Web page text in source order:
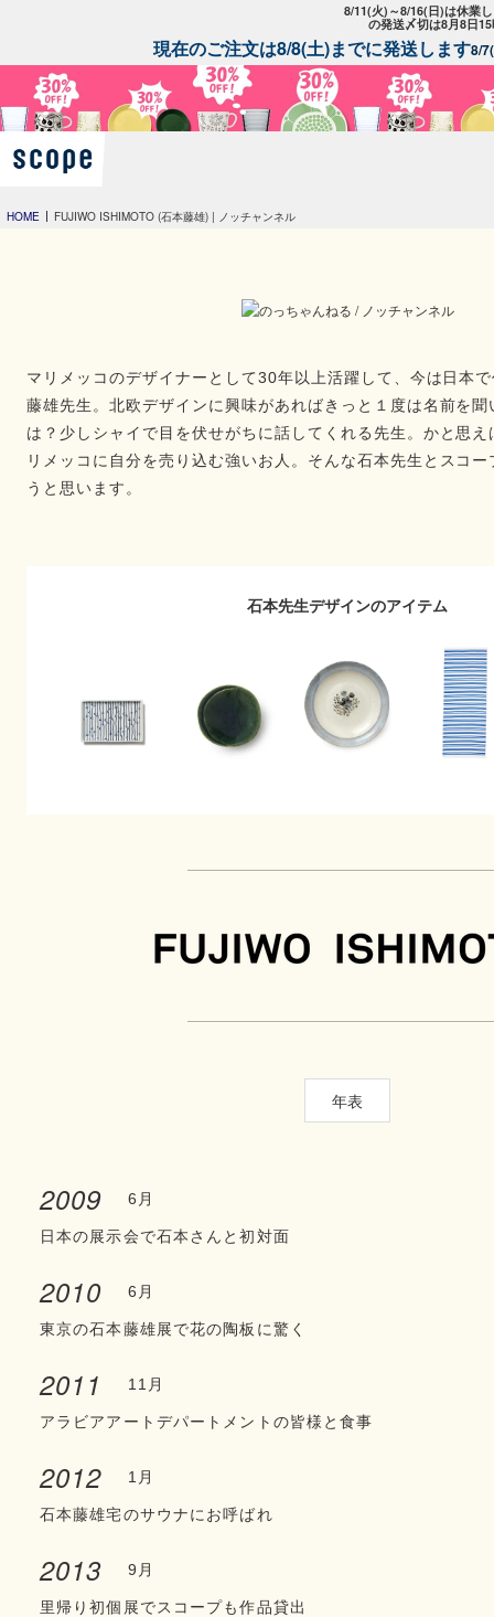
8/11(火)～8/16(日)は休業
の発送〆切は8月8日
現在のご注文は8/8(土)までに発送します8/
HOME FUJIWO ISHIMOTO (石本藤雄) | ノッチャンネル
マリメッコのデザイナーとして30年以上活躍して、今は日本
藤雄先生。北欧デザインに興味があればきっと１度は名前を
は？少しシャイで目を伏せがちに話してくれる先生。かと思
リメッコに自分を売り込む強いお人。そんな石本先生とスコ
うと思います。
石本先生デザインのアイテム
年表
2009 6月
日本の展示会で石本さんと初対面
2010 6月
東京の石本藤雄展で花の陶板に驚く
2011 11月
アラビアアートデパートメントの皆様と食事
2012 1月
石本藤雄宅のサウナにお呼ばれ
2013 9月
里帰り初個展でスコープも作品貸出